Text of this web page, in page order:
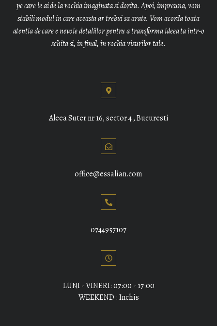
pe care le ai de la rochia imaginata si dorita. Apoi, impreuna, vom
stabili modul in care aceasta ar trebui sa arate. Vom acorda toata
atentia de care e nevoie detaliilor pentru a transforma ideea ta intr-o
schita si, in final, in rochia visurilor tale.
Aleea Suter nr 16, sector 4 , Bucuresti
office@essalian.com
0744957107
LUNI - VINERI: 07:00 - 17:00
WEEKEND : Inchis